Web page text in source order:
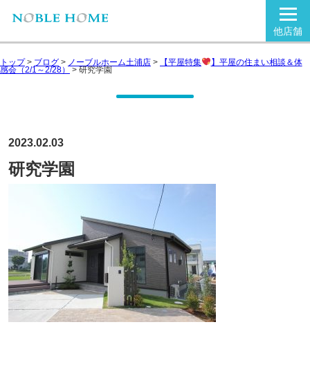
他店舗
トップ> ブログ > ノーブルホーム土浦店 > 【平屋特集 】平屋の住まい相談＆体
感会（2/1～2/28）>研究学園
2023.02.03
研究学園